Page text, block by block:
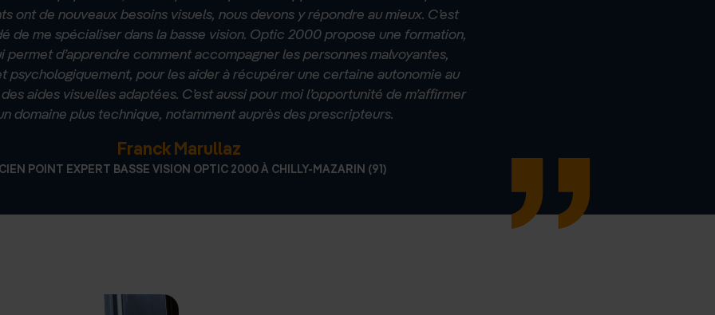
ont de nouveaux besoins visuels, nous devons y répondre au mieux. C’est
de me spécialiser dans la basse vision. Optic 2000 propose une formation,
permet d’apprendre comment accompagner les personnes malvoyantes,
psychologiquement, pour les aider à récupérer une certaine autonomie au
aides visuelles adaptées. C’est aussi pour moi l’opportunité de m’affirmer
domaine plus technique, notamment auprès des prescripteurs.
Franck Marullaz
POINT EXPERT BASSE VISION OPTIC 2000 À CHILLY-MAZARIN (91)